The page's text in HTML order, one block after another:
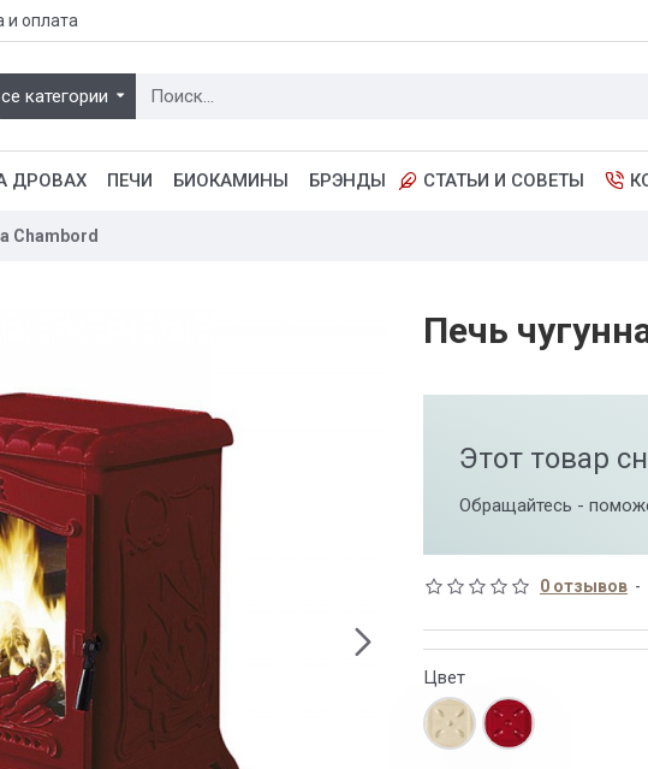
и оплата
категории
ДРОВАХ ПЕЧИ БИОКАМИНЫ БРЭНДЫ СТАТЬИ И СОВЕТЫ
Chambord
Печь
Этот товар
Обращайтесь -
0 отзывов -
Цвет